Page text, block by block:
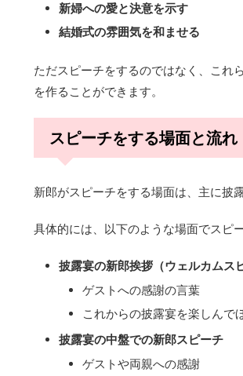
新婦への愛と決意を示す
結婚式の雰囲気を和ませる
ただスピーチをするのではなく、これ
を作ることができます。
スピーチをする場面と流れ
新郎がスピーチをする場面は、主に披
具体的には、以下のような場面でスピ
披露宴の新郎挨拶（ウェルカムス
ゲストへの感謝の言葉
これからの披露宴を楽しんで
披露宴の中盤での新郎スピーチ
ゲストや両親への感謝